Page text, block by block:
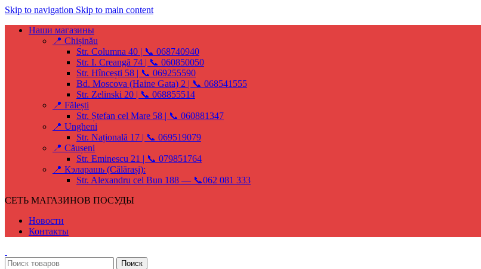
Skip to navigation Skip to main content
Наши магазины
📍 Chișinău
Str. Columna 40 | 📞 068740940
Str. I. Creangă 74 | 📞 060850050
Str. Hîncești 58 | 📞 069255590
Bd. Moscova (Haine Gata) 2 | 📞 068541555
Str. Zelinski 20 | 📞 068855514
📍 Fălești
Str. Ștefan cel Mare 58 | 📞 060881347
📍 Ungheni
Str. Națională 17 | 📞 069519079
📍 Căușeni
Str. Eminescu 21 | 📞 079851764
📍 Кэларашь (Călărași):
Str. Alexandru cel Bun 188 — 📞062 081 333
СЕТЬ МАГАЗИНОВ ПОСУДЫ
Новости
Контакты
Поиск